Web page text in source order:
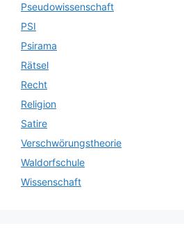
Pseudowissenschaft
PSI
Psirama
Rätsel
Recht
Religion
Satire
Verschwörungstheorie
Waldorfschule
Wissenschaft